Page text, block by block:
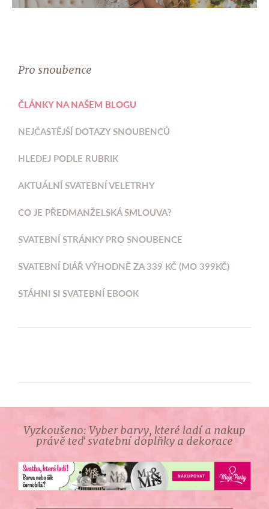
Pro snoubence
ČLÁNKY NA NAŠEM BLOGU
NEJČASTĚJŠÍ DOTAZY SNOUBENCŮ
HLEDEJ PODLE RUBRIK
AKTUÁLNÍ SVATEBNÍ VELETRHY
CO JE PŘEDMANŽELSKÁ SMLOUVA?
SVATEBNÍ STRÁNKY PRO SNOUBENCE
SVATEBNÍ DIÁŘ VÝHODNĚ ZA 339 KČ (MO 399KČ)
STÁHNI SI SVATEBNÍ EBOOK
Vyzkoušeno: Vyber barvy, které ladí a nakup
právě teď svatební doplňky a dekorace